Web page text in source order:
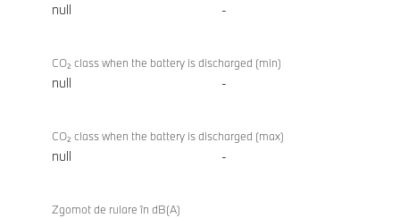
null -
CO₂ class when the battery is discharged (min)
null -
CO₂ class when the battery is discharged (max)
null -
Zgomot de rulare în dB(A)